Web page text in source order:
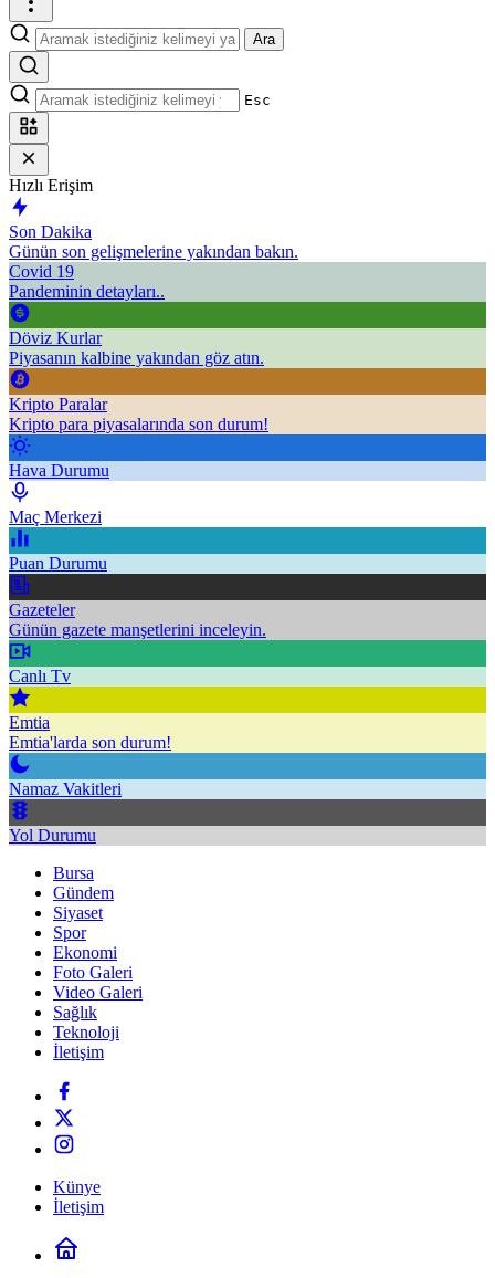
Ara
Esc
Hızlı Erişim
Son Dakika
Günün son gelişmelerine yakından bakın.
Covid 19
Pandeminin detayları..
Döviz Kurlar
Piyasanın kalbine yakından göz atın.
Kripto Paralar
Kripto para piyasalarında son durum!
Hava Durumu
Maç Merkezi
Puan Durumu
Gazeteler
Günün gazete manşetlerini inceleyin.
Canlı Tv
Emtia
Emtia'larda son durum!
Namaz Vakitleri
Yol Durumu
Bursa
Gündem
Siyaset
Spor
Ekonomi
Foto Galeri
Video Galeri
Sağlık
Teknoloji
İletişim
Künye
İletişim